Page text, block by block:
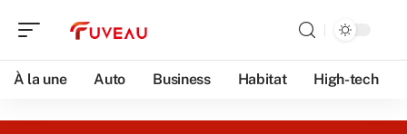
À la une Auto Business Habitat High-tech